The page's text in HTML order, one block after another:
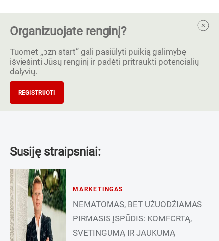
Organizuojate renginį?
Tuomet „bzn start” gali pasiūlyti puikią galimybę
išviešinti Jūsų renginį ir padėti pritraukti potencialių
dalyvių.
REGISTRUOTI
Susiję straipsniai:
MARKETINGAS
NEMATOMAS, BET UŽUODŽIAMAS
PIRMASIS ĮSPŪDIS: KOMFORTĄ,
SVETINGUMĄ IR JAUKUMĄ